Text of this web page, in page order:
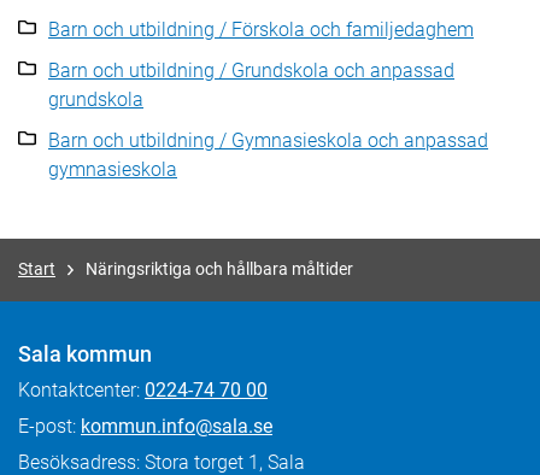
Barn och utbildning / Förskola och familjedaghem
Barn och utbildning / Grundskola och anpassad
grundskola
Barn och utbildning / Gymnasieskola och anpassad
gymnasieskola
Start Näringsriktiga och hållbara måltider
Sala kommun
Kontaktcenter: 0224-74 70 00
E-post: kommun.info@sala.se
Besöksadress: Stora torget 1, Sala